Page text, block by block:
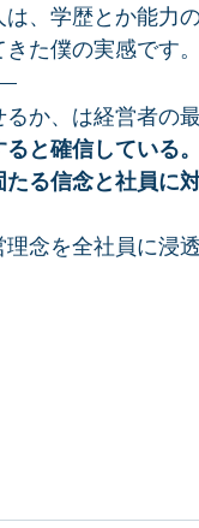
、学歴とか能力
きた僕の実感です
か、は経営者の
と確信している。
る信念と社員に
念を全社員に浸